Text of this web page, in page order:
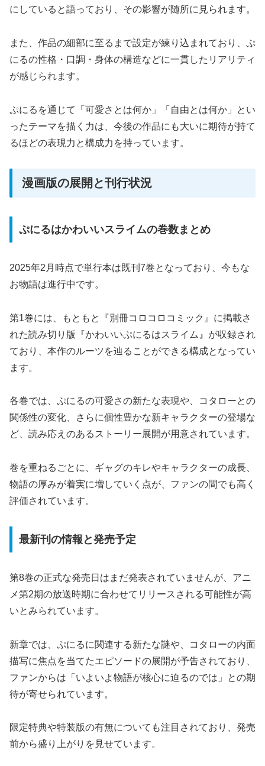
にしていると語っており、その影響が随所に見られます。
また、作品の細部に至るまで設定が練り込まれており、ぷ
にるの性格・口調・身体の構造などに一貫したリアリティ
が感じられます。
ぷにるを通じて「可愛さとは何か」「自由とは何か」とい
ったテーマを描く力は、今後の作品にも大いに期待が持て
るほどの表現力と構成力を持っています。
漫画版の展開と刊行状況
ぷにるはかわいいスライムの巻数まとめ
2025年2月時点で単行本は既刊7巻となっており、今もな
お物語は進行中です。
第1巻には、もともと『別冊コロコロコミック』に掲載さ
れた読み切り版『かわいいぷにるはスライム』が収録され
ており、本作のルーツを辿ることができる構成となってい
ます。
各巻では、ぷにるの可愛さの新たな表現や、コタローとの
関係性の変化、さらに個性豊かな新キャラクターの登場な
ど、読み応えのあるストーリー展開が用意されています。
巻を重ねるごとに、ギャグのキレやキャラクターの成長、
物語の厚みが着実に増していく点が、ファンの間でも高く
評価されています。
最新刊の情報と発売予定
第8巻の正式な発売日はまだ発表されていませんが、アニ
メ第2期の放送時期に合わせてリリースされる可能性が高
いとみられています。
新章では、ぷにるに関連する新たな謎や、コタローの内面
描写に焦点を当てたエピソードの展開が予告されており、
ファンからは「いよいよ物語が核心に迫るのでは」との期
待が寄せられています。
限定特典や特装版の有無についても注目されており、発売
前から盛り上がりを見せています。